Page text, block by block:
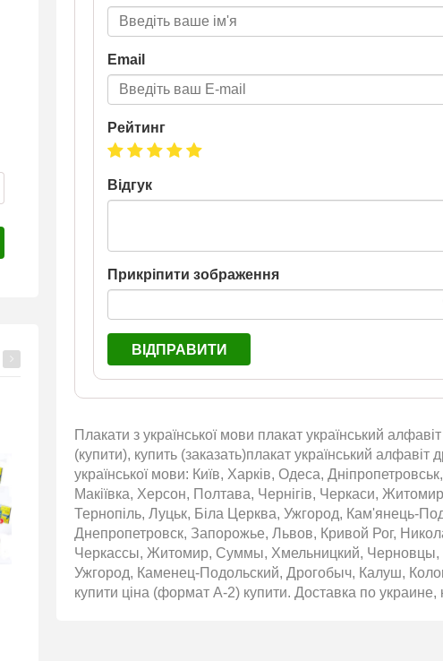
Email
Рейтинг
Відгук
Прикріпити зображення
ВІДПРАВИТИ
Плакати з української мови плакат український
(купити), купить (заказать)плакат український
української мови: Київ, Харків, Одеса,
Макіївка, Херсон, Полтава, Чернігів, Черкаси,
Тернопіль, Луцьк, Біла Церква, Ужгород, Кам'янець-
Днепропетровск, Запорожье, Львов, Кривой Рог,
Черкассы, Житомир, Суммы, Хмельницкий, Черновцы,
Ужгород, Каменец-Подольский, Дрогобыч, Калуш,
купити ціна (формат А-2) купити. Доставка по украине,